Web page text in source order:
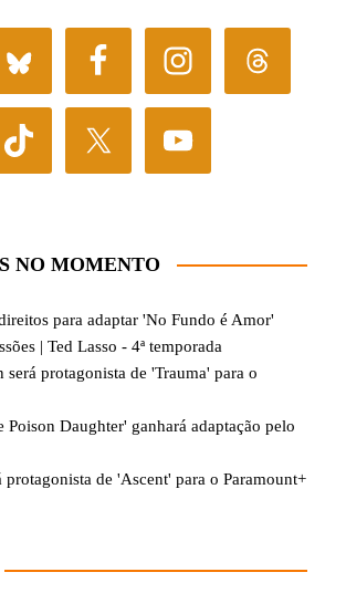
NO MOMENTO
para adaptar 'No Fundo é Amor'
| Ted Lasso - 4ª temporada
será protagonista de 'Trauma' para o
Poison Daughter' ganhará adaptação pelo
protagonista de 'Ascent' para o Paramount+